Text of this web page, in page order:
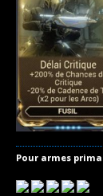
Pour armes